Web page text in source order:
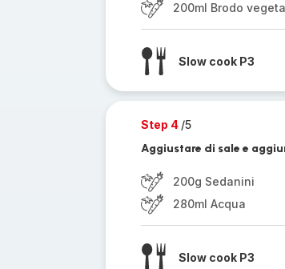
200ml Brodo
Slow cook P3
Step 4 /5
Aggiustare di sale e
200g Sedanini
280ml Acqua
Slow cook P3